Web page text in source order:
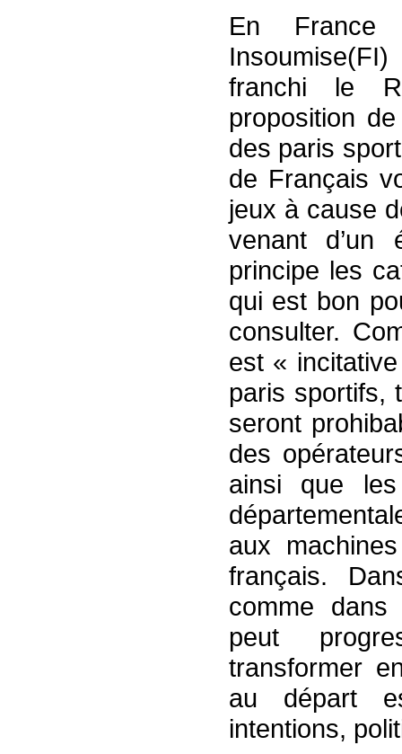
En
franchi le
proposition
des paris
de Français
jeux à cause
venant d’un
principe les
qui est bon
consulter.
est «
paris sportifs,
seront
des
ainsi que
aux
français.
comme dans
peut
transformer
au départ
intentions,